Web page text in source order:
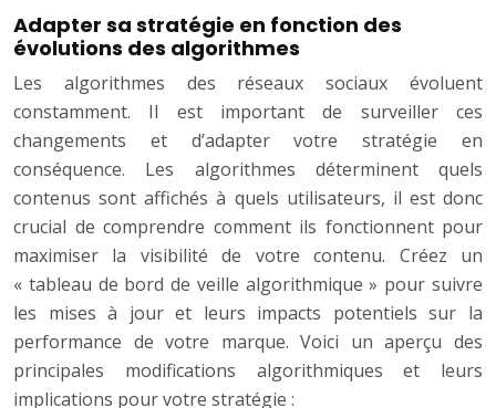
Adapter sa stratégie en fonction des
évolutions des algorithmes
Les algorithmes des réseaux sociaux évoluent
constamment. Il est important de surveiller ces
changements et d’adapter votre stratégie en
conséquence. Les algorithmes déterminent quels
contenus sont affichés à quels utilisateurs, il est donc
crucial de comprendre comment ils fonctionnent pour
maximiser la visibilité de votre contenu. Créez un
« tableau de bord de veille algorithmique » pour suivre
les mises à jour et leurs impacts potentiels sur la
performance de votre marque. Voici un aperçu des
principales modifications algorithmiques et leurs
implications pour votre stratégie :